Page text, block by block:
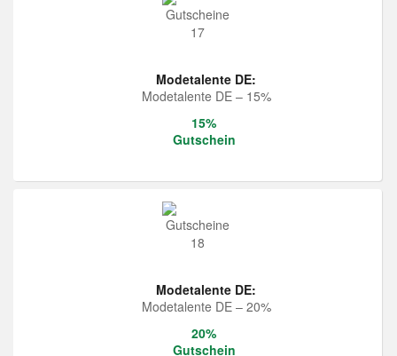
Modetalente DE:
Modetalente DE – 15%
15%
Gutschein
Modetalente DE:
Modetalente DE – 20%
20%
Gutschein